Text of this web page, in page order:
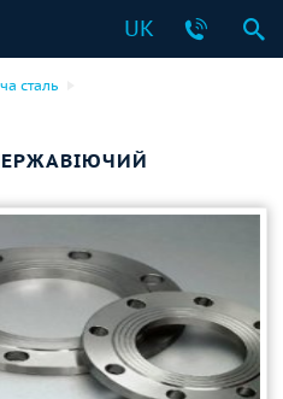
UK
сталь